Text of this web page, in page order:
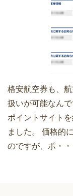
格安航空券も、
扱いが可能なん
ポイントサイト
ました。 価格的
のですが、ポ・・